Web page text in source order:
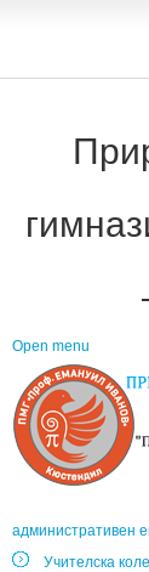
Open menu
административен
Учителска